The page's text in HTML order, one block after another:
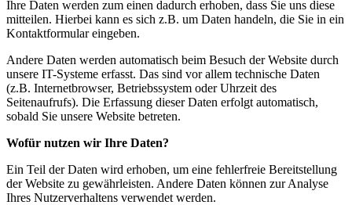
Ihre Daten werden zum einen dadurch erhoben, dass Sie uns diese
mitteilen. Hierbei kann es sich z.B. um Daten handeln, die Sie in ein
Kontaktformular eingeben.
Andere Daten werden automatisch beim Besuch der Website durch
unsere IT-Systeme erfasst. Das sind vor allem technische Daten
(z.B. Internetbrowser, Betriebssystem oder Uhrzeit des
Seitenaufrufs). Die Erfassung dieser Daten erfolgt automatisch,
sobald Sie unsere Website betreten.
Wofür nutzen wir Ihre Daten?
Ein Teil der Daten wird erhoben, um eine fehlerfreie Bereitstellung
der Website zu gewährleisten. Andere Daten können zur Analyse
Ihres Nutzerverhaltens verwendet werden.